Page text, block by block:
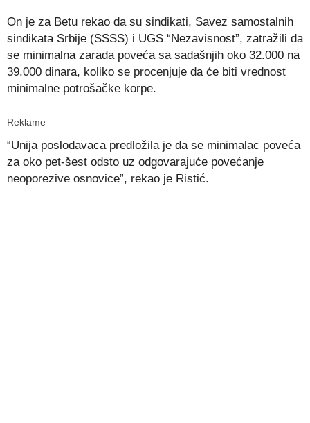
On je za Betu rekao da su sindikati, Savez samostalnih
sindikata Srbije (SSSS) i UGS “Nezavisnost”, zatražili da
se minimalna zarada poveća sa sadašnjih oko 32.000 na
39.000 dinara, koliko se procenjuje da će biti vrednost
minimalne potrošačke korpe.
Reklame
“Unija poslodavaca predložila je da se minimalac poveća
za oko pet-šest odsto uz odgovarajuće povećanje
neoporezive osnovice”, rekao je Ristić.